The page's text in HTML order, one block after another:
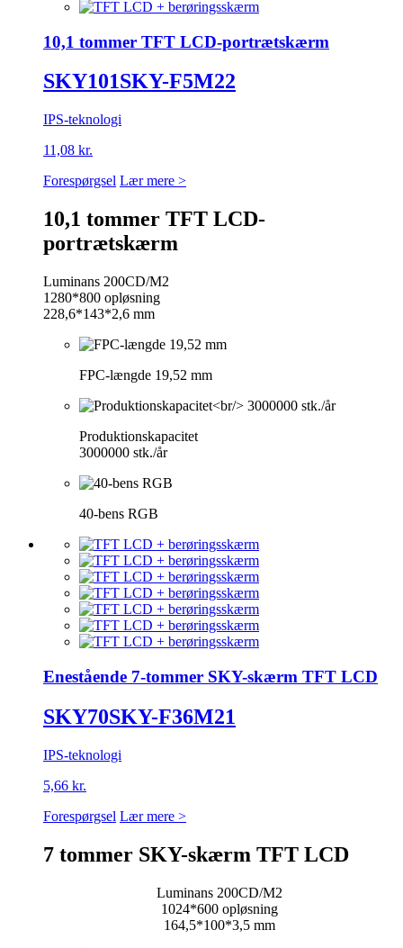
10,1 tommer TFT LCD-portrætskærm
SKY101SKY-F5M22
IPS-teknologi
11,08 kr.
Forespørgsel Lær mere >
10,1 tommer TFT LCD-
portrætskærm
Luminans 200CD/M2
1280*800 opløsning
228,6*143*2,6 mm
FPC-længde 19,52 mm
Produktionskapacitet
3000000 stk./år
40-bens RGB
Enestående 7-tommer SKY-skærm TFT LCD
SKY70SKY-F36M21
IPS-teknologi
5,66 kr.
Forespørgsel Lær mere >
7 tommer SKY-skærm TFT LCD
Luminans 200CD/M2
1024*600 opløsning
164,5*100*3,5 mm